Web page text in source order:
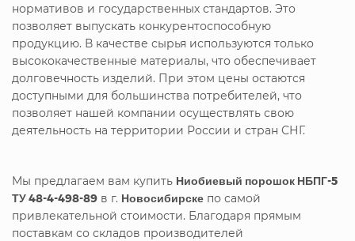
нормативов и государственных стандартов. Это
позволяет выпускать конкурентоспособную
продукцию. В качестве сырья используются только
высококачественные материалы, что обеспечивает
долговечность изделий. При этом цены остаются
доступными для большинства потребителей, что
позволяет нашей компании осуществлять свою
деятельность на территории России и стран СНГ.
Мы предлагаем вам купить Ниобиевый порошок НБПГ-5
ТУ 48-4-498-89 в г. Новосибирске по самой
привлекательной стоимости. Благодаря прямым
поставкам со складов производителей